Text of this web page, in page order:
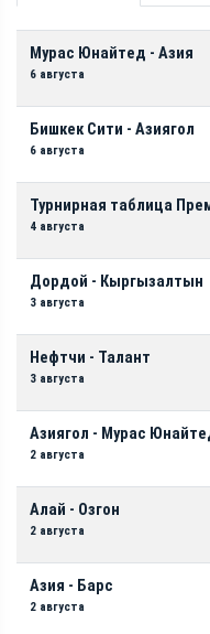
Мурас Юнайтед - Азия
6 августа
Бишкек Сити - Азиягол
6 августа
Турнирная таблица
4 августа
Дордой - Кыргызалтын
3 августа
Нефтчи - Талант
3 августа
Азиягол - Мурас
2 августа
Алай - Озгон
2 августа
Азия - Барс
2 августа